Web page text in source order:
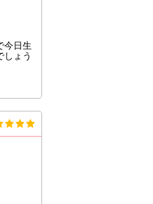
今日生
ょう